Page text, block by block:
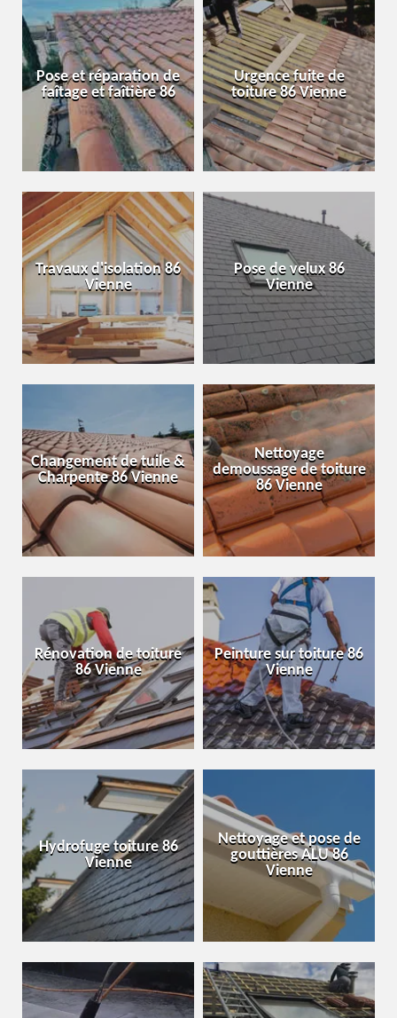
Pose et réparation de
faîtage et faîtière 86
Urgence fuite de
toiture 86 Vienne
Travaux d'isolation 86
Vienne
Pose de velux 86
Vienne
Changement de tuile &
Charpente 86 Vienne
Nettoyage
demoussage de toiture
86 Vienne
Rénovation de toiture
86 Vienne
Peinture sur toiture 86
Vienne
Hydrofuge toiture 86
Vienne
Nettoyage et pose de
gouttières ALU 86
Vienne